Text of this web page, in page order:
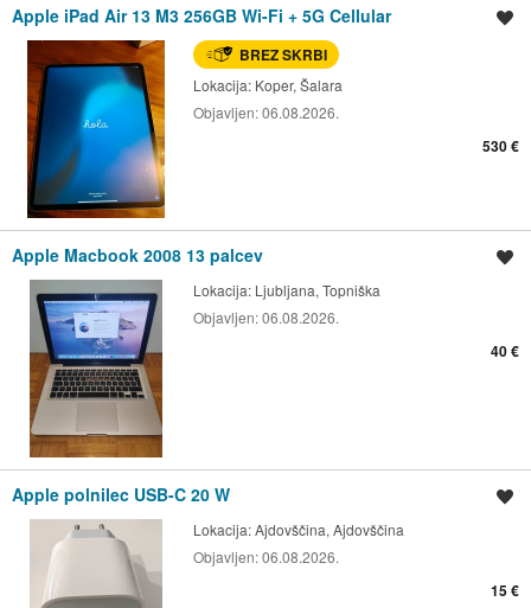
Apple iPad Air 13 M3 256GB Wi-Fi + 5G Cellular
BREZ SKRBI
Lokacija: Koper, Šalara
Objavljen:06.08.2026.
530 €
Apple Macbook 2008 13 palcev
Lokacija: Ljubljana, Topniška
Objavljen:06.08.2026.
40 €
Apple polnilec USB-C 20 W
Lokacija:Ajdovščina, Ajdovščina
Objavljen:06.08.2026.
15 €